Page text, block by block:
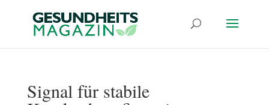
Signal für stabile